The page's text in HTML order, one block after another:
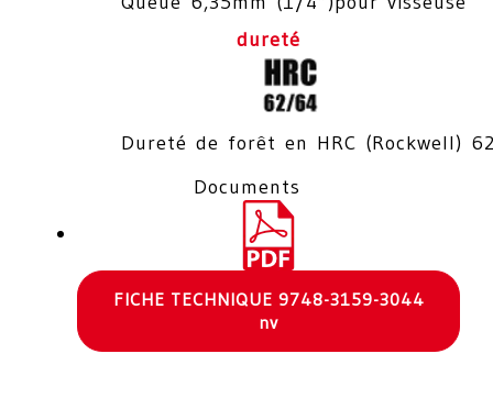
dureté
Dureté de forêt en HRC (Rockwell)
Documents
FICHE TECHNIQUE 9748-3159-3044
nv